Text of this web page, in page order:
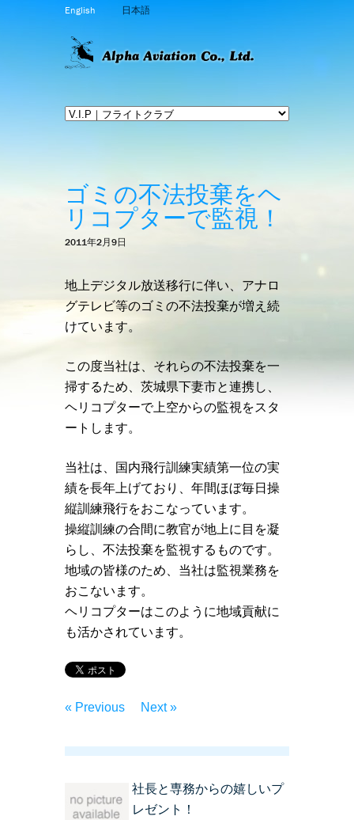
English 日本語
ゴミの不法投棄をヘ
リコプターで監視！
2011年2月9日
地上デジタル放送移行に伴い、アナロ
グテレビ等のゴミの不法投棄が増え続
けています。
この度当社は、それらの不法投棄を一
掃するため、茨城県下妻市と連携し、
ヘリコプターで上空からの監視をスタ
ートします。
当社は、国内飛行訓練実績第一位の実
績を長年上げており、年間ほぼ毎日操
縦訓練飛行をおこなっています。
操縦訓練の合間に教官が地上に目を凝
らし、不法投棄を監視するものです。
地域の皆様のため、当社は監視業務を
おこないます。
ヘリコプターはこのように地域貢献に
も活かされています。
« Previous Next »
社長と専務からの嬉しいプ
レゼント！